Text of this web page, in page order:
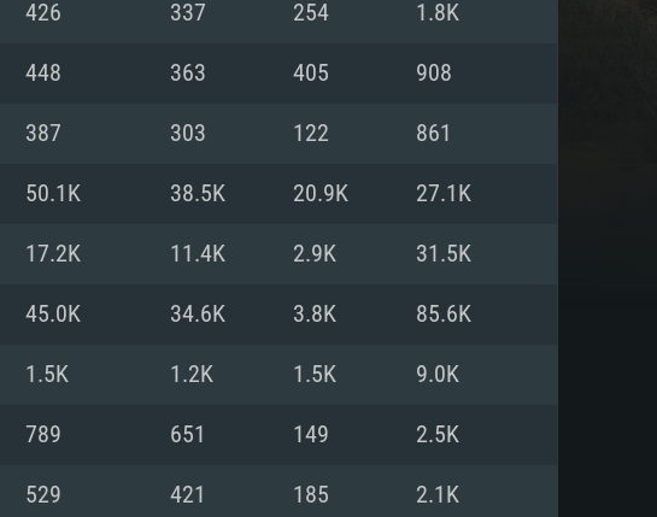
SISTEMA
426 337 254 1.8K
448 363 405 908
387 303 122 861
50.1K 38.5K 20.9K 27.1K
17.2K 11.4K 2.9K 31.5K
45.0K 34.6K 3.8K 85.6K
1.5K 1.2K 1.5K 9.0K
789 651 149 2.5K
529 421 185 2.1K